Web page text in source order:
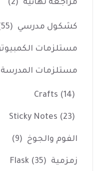
مراجعه نهائية (2)
كشكول مدرسي (55)
مستلزمات
مستلزمات المدرسة
Crafts (14)
Sticky Notes (23)
الفوم والجوخ (9)
زمزمية Flask (35)